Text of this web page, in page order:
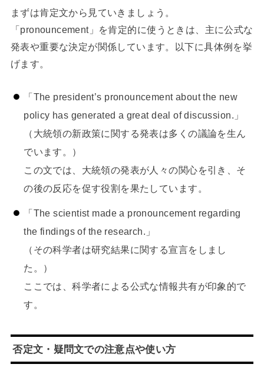
まずは肯定文から見ていきましょう。
「pronouncement」を肯定的に使うときは、主に公式な
発表や重要な決定が関係しています。以下に具体例を挙
げます。
「The president’s pronouncement about the new
policy has generated a great deal of discussion.」
（大統領の新政策に関する発表は多くの議論を生ん
でいます。）
この文では、大統領の発表が人々の関心を引き、そ
の後の反応を促す役割を果たしています。
「The scientist made a pronouncement regarding
the findings of the research.」
（その科学者は研究結果に関する宣言をしまし
た。）
ここでは、科学者による公式な情報共有が印象的で
す。
否定文・疑問文での注意点や使い方